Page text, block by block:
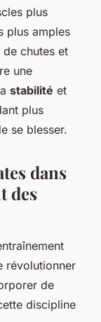
plus
plus amples
chutes et
une
stabilité et
plus
se blesser.
dans
des
révolutionner
de
discipline